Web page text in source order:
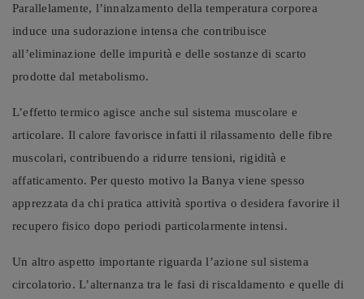
Parallelamente, l’innalzamento della temperatura corporea
induce una sudorazione intensa che contribuisce
all’eliminazione delle impurità e delle sostanze di scarto
prodotte dal metabolismo.
L’effetto termico agisce anche sul sistema muscolare e
articolare. Il calore favorisce infatti il rilassamento delle fibre
muscolari, contribuendo a ridurre tensioni, rigidità e
affaticamento. Per questo motivo la Banya viene spesso
apprezzata da chi pratica attività sportiva o desidera favorire il
recupero fisico dopo periodi particolarmente intensi.
Un altro aspetto importante riguarda l’azione sul sistema
circolatorio. L’alternanza tra le fasi di riscaldamento e quelle di